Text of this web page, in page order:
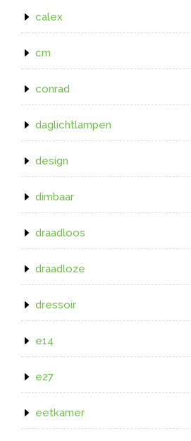
calex
cm
conrad
daglichtlampen
design
dimbaar
draadloos
draadloze
dressoir
e14
e27
eetkamer